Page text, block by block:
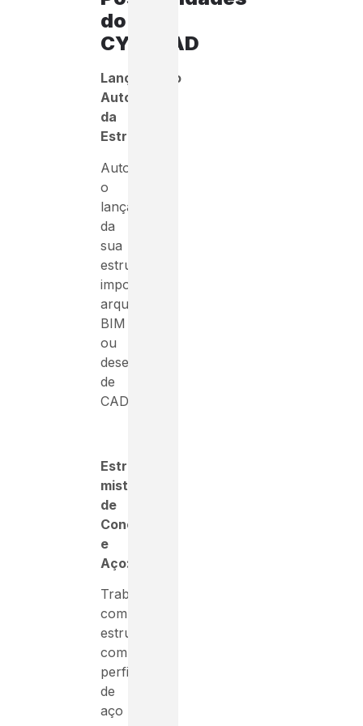
do
CYPECAD
Lançamento
Automático
da
Estrutura:
Automatize
o
lançamento
da
sua
estrutura
importando
arquivos
BIM
ou
desenhos
de
CAD.
Estruturas
mistas
de
Concreto
e
Aço:
Trabalhe
com
estruturas
combinando
perfis
de
aço